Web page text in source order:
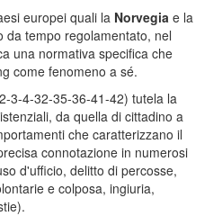
europei quali la Norvegia e la
da tempo regolamentato, nel
una normativa specifica che
come fenomeno a sé.
3-4-32-35-36-41-42) tutela la
da quella di cittadino a
che caratterizzano il
connotazione in numerosi
d'ufficio, delitto di percosse,
e colposa, ingiuria,